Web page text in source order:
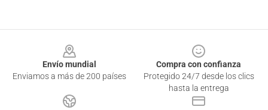
Envío mundial
Enviamos a más de 200 países
Compra con confianza
Protegido 24/7 desde los clics
hasta la entrega